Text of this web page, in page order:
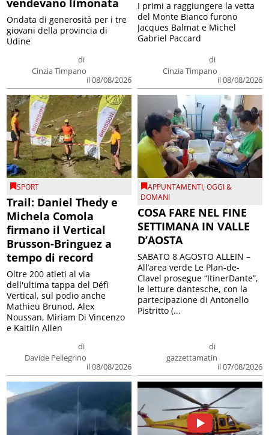
vendevano limonata
di
Cinzia Timpano
il 08/08/2026
Ondata di generosità per i tre
giovani della provincia di
Udine
di
Cinzia Timpano
il 08/08/2026
I primi a raggiungere la vetta
del Monte Bianco furono
Jacques Balmat e Michel
Gabriel Paccard
SPORT
Trail: Daniel Thedy e
Michela Comola
firmano il Vertical
Brusson-Bringuez a
tempo di record
di
Davide Pellegrino
il 08/08/2026
Oltre 200 atleti al via
dell'ultima tappa del Défì
Vertical, sul podio anche
Mathieu Brunod, Alex
Noussan, Miriam Di Vincenzo
e Kaitlin Allen
APPUNTAMENTI,OGGI &
DOMANI
COSA FARE NEL FINE
SETTIMANA IN VALLE
D’AOSTA
di
gazzettamatin
il 07/08/2026
SABATO 8 AGOSTO ALLEIN –
All’area verde Le Plan-de-
Clavel prosegue “ItinerDante”,
le letture dantesche, con la
partecipazione di Antonello
Pistritto (...